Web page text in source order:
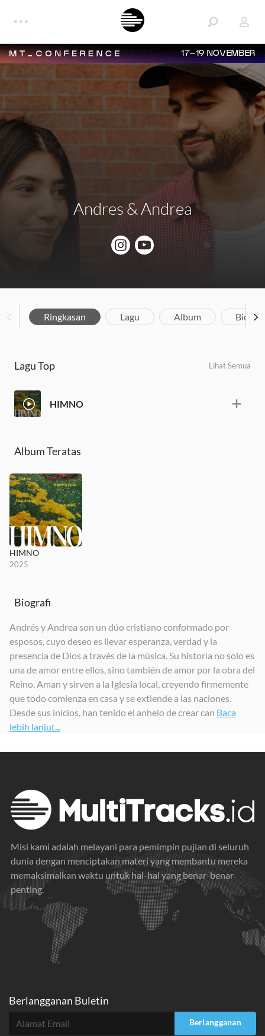
17–19 NOVEMBER
Andres & Andrea
Ringkasan Lagu Album
Lagu Top Lihat Semua
HIMNO
Album Teratas
HIMNO
2025
Biografi
Andrés y Andrea son un dúo cristiano conformado por
esposos, cuyo deseo es llevar esperanza, verdad y la
presencia de Dios a través de la música. Su historia no solo es
una de amor entre ellos, sino también de amor por la obra del
Reino. Aman y sirven a la Iglesia local, creyendo firmemente
que todo comienza en casa y se extiende a las naciones.
Desde sus inicios, han tenido el anhelo de crear can Baca
lebih lanjut...
Misi kami adalah melayani para pemimpin pujian di seluruh
dunia dengan menciptakan materi yang membantu mereka
memaksimalkan waktu untuk hal-hal yang benar-benar
penting.
Berlangganan Buletin
Berlangganan